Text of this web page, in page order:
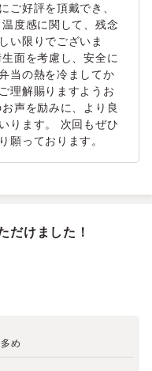
ご好評を頂戴でき、
度感に関して、残念
い限りでございま
面を考慮し、安全に
当の熱を冷ましてか
理解賜りますようお
声を励みに、より良
ります。 次回もぜひ
願っております。
だけました！
め